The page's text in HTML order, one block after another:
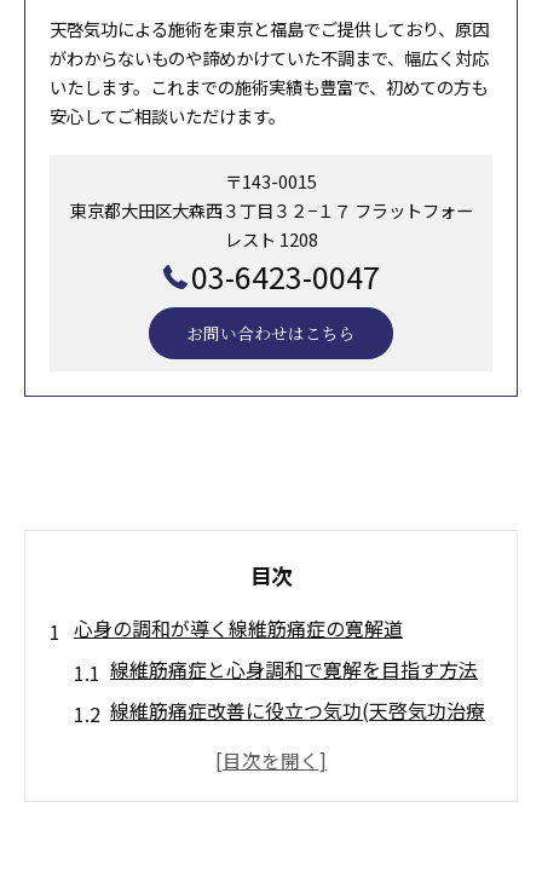
天啓気功による施術を東京と福島でご提供しており、原因
がわからないものや諦めかけていた不調まで、幅広く対応
いたします。これまでの施術実績も豊富で、初めての方も
安心してご相談いただけます。
〒143-0015
東京都大田区大森西３丁目３２−１７ フラットフォー
レスト 1208
03-6423-0047
お問い合わせはこちら
目次
心身の調和が導く線維筋痛症の寛解道
線維筋痛症と心身調和で寛解を目指す方法
線維筋痛症改善に役立つ気功(天啓気功治療
や療法)の基本原理